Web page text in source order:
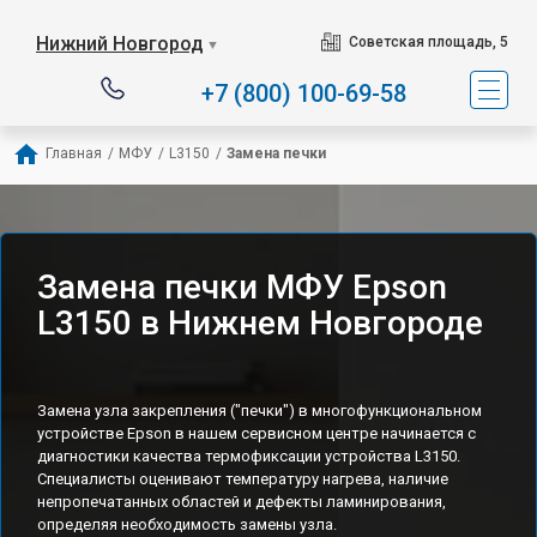
Нижний Новгород ▼ Советская площадь, 5
+7 (800) 100-69-58
Главная / МФУ / L3150 / Замена печки
Замена печки МФУ Epson
L3150 в Нижнем Новгороде
Замена узла закрепления ("печки") в многофункциональном
устройстве Epson в нашем сервисном центре начинается с
диагностики качества термофиксации устройства L3150.
Специалисты оценивают температуру нагрева, наличие
непропечатанных областей и дефекты ламинирования,
определяя необходимость замены узла.